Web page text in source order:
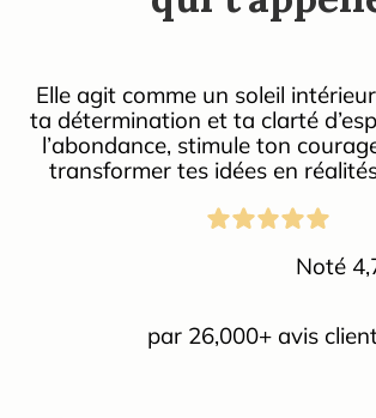
Elle agit comme un soleil
ta détermination et ta clarté
l’abondance, stimule ton
transformer tes idées en
Noté
par 26,000+ avis